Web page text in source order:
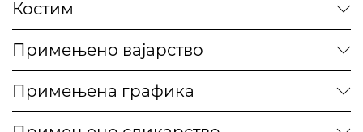
Костим
Примењено вајарство
Примењена графика